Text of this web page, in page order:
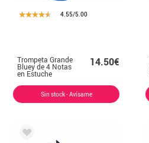
4.55/5.00
Trompeta Grande
Bluey de 4 Notas
en Estuche
14.50€
Sin stock - Avísame